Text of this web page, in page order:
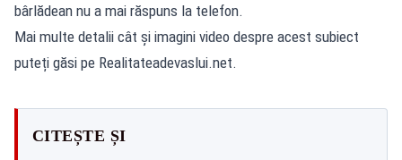
bârlădean nu a mai răspuns la telefon.
Mai multe detalii cât și imagini video despre acest subiect
puteți găsi pe Realitateadevaslui.net.
CITEȘTE ȘI